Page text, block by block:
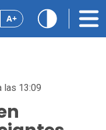
A+
las 13:09